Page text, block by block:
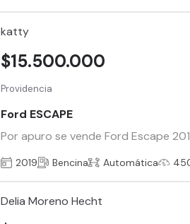
katty
Providencia
Ford ESCAPE
Por apuro se vende Ford Escape
$15.500.000
2019 Bencina Automática
Delia Moreno Hecht